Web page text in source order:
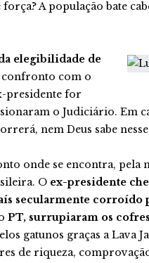
A população bate
elegibilidade de
confronto com o
presidente for
o Judiciário. Em
nem Deus sabe
onde se encontra,
O ex-presidente
secularmente corroído
PT, surrupiaram os
gatunos graças a Lava
de riqueza,